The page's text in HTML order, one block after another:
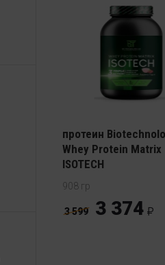
протеин
Whey Protein Matrix
ISOTECH
908 гр
3 599 3 374